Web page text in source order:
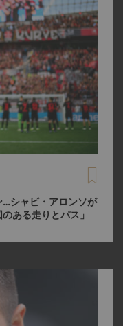
…シャビ・アロンソが
ある走りとパス」